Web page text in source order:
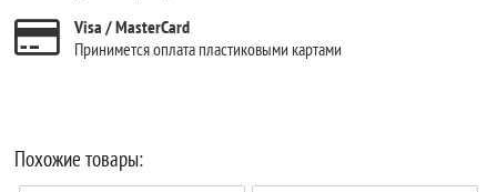
Visa / MasterCard
Принимется оплата пластиковыми картами
Похожие товары: